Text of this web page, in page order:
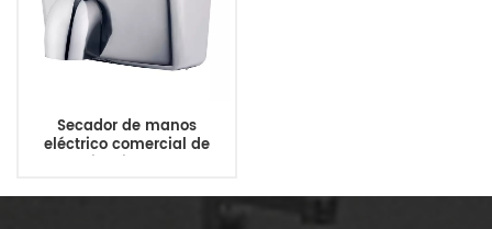
Secador de manos
eléctrico comercial de
acero inoxidable para
baño